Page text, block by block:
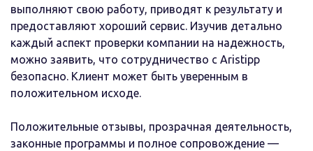
выполняют свою работу, приводят к результату и
предоставляют хороший сервис. Изучив детально
каждый аспект проверки компании на надежность,
можно заявить, что сотрудничество с Aristipp
безопасно. Клиент может быть уверенным в
положительном исходе.
Положительные отзывы, прозрачная деятельность,
законные программы и полное сопровождение —